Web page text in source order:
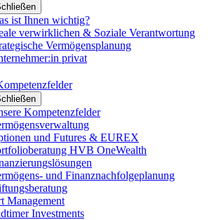
ist Ihnen wichtig?
verwirklichen & Soziale Verantwortung
Vermögensplanung
privat
Kompetenzfelder
und Futures & EUREX
HVB OneWealth
und Finanznachfolgeplanung
Management
Investments